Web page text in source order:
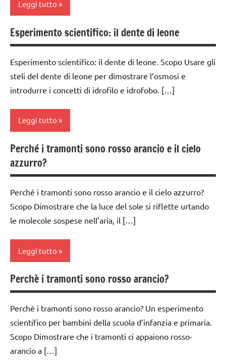
PER ETA'
ARTICOLI
ARTICOLI
anni
E ATTIVITA'
STEM
SCIENTIFICI
MONTESSORI
SCIENZE
scienze:
piante
TUTTI GLI
PER ETA'
ARTICOLI
classe
4a
classe
5a
classi
1a-5a
classi
medie
3 ai
6
anni
dai
6
anni
ESPERIMENTI
E ATTIVITA'
STEM
ESPERIMENTI
DIDATTICA
MONTESSORI
Leggi tutto
botanica
1a
classe
classe
classe
4a
classe
5a
classi
1a-5a
classi
medie
3 ai
anni
dai
6
anni
Esperimento scientifico: il dente di leone
Esperimento scientifico: il dente di leone. Scopo Usare gli
steli del dente di leone per dimostrare l’osmosi e
introdurre i concetti di idrofilo e idrofobo. […]
Leggi tutto
classe
1a
2a
classe
3a
4a
classe
classi
1a-5a
classi
medie
Perché i tramonti sono rosso arancio e il cielo
azzurro?
Perché i tramonti sono rosso arancio e il cielo azzurro?
Scopo Dimostrare che la luce del sole si riflette urtando
le molecole sospese nell’aria, il […]
Leggi tutto
classe
1a
classe
2a
classe
3a
Perchè i tramonti sono rosso arancio?
Perchè i tramonti sono rosso arancio? Un esperimento
scientifico per bambini della scuola d’infanzia e primaria.
Scopo Dimostrare che i tramonti ci appaiono rosso-
arancio a […]